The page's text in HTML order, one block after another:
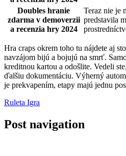
Doubles hranie
zdarma v demoverzii
a recenzia hry 2024
Teraz nie je
predstavila
Hra craps okrem toho tu nájdete aj
navzájom bijú a bojujú na smrť.
kreditnou kartou a odošlite. Vedeli
ďalšiu dokumentáciu. Výherný
je prekvapením, etapy majú jednu
Ruleta Igra
Post navigation